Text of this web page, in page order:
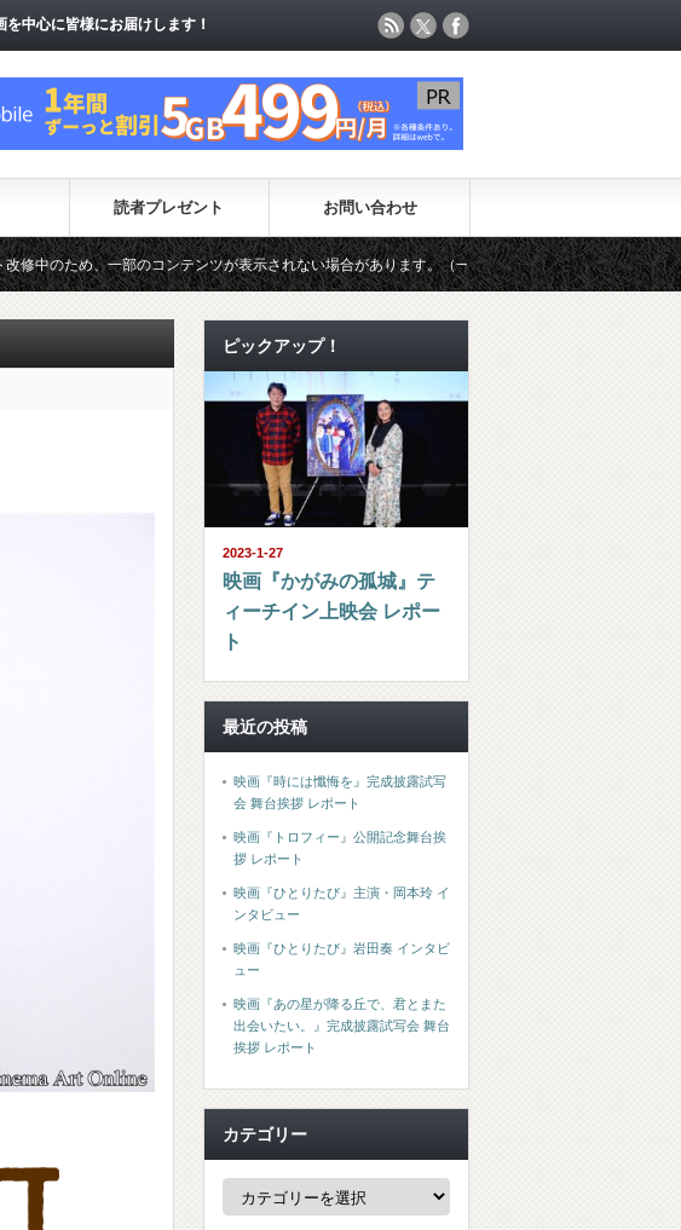
中心に皆様にお届けします！
中心に皆様にお届けします！
読者プレゼント お問い合わせ
テンツが表示されない場合があります。（一時的に最新コンテンツのページ更新が制限されています）
ピックアップ！
2023-1-27
映画『かがみの孤城』テ
ィーチイン上映会 レポー
ト
最近の投稿
映画『時には懺悔を』完成披露試写
会 舞台挨拶 レポート
映画『トロフィー』公開記念舞台挨
拶 レポート
映画『ひとりたび』主演・岡本玲 イ
ンタビュー
映画『ひとりたび』岩田奏 インタビ
ュー
映画『あの星が降る丘で、君とまた
出会いたい。』完成披露試写会 舞台
挨拶 レポート
カテゴリー